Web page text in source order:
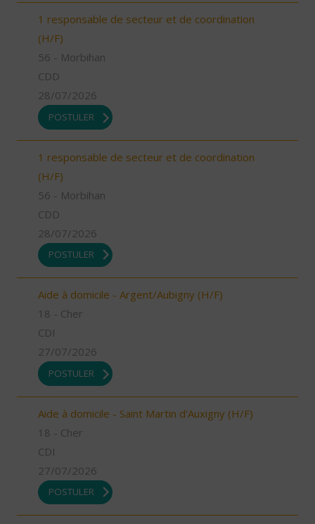
1 responsable de secteur et de coordination
(H/F)
56 - Morbihan
CDD
28/07/2026
POSTULER
1 responsable de secteur et de coordination
(H/F)
56 - Morbihan
CDD
28/07/2026
POSTULER
Aide à domicile - Argent/Aubigny (H/F)
18 - Cher
CDI
27/07/2026
POSTULER
Aide à domicile - Saint Martin d'Auxigny (H/F)
18 - Cher
CDI
27/07/2026
POSTULER